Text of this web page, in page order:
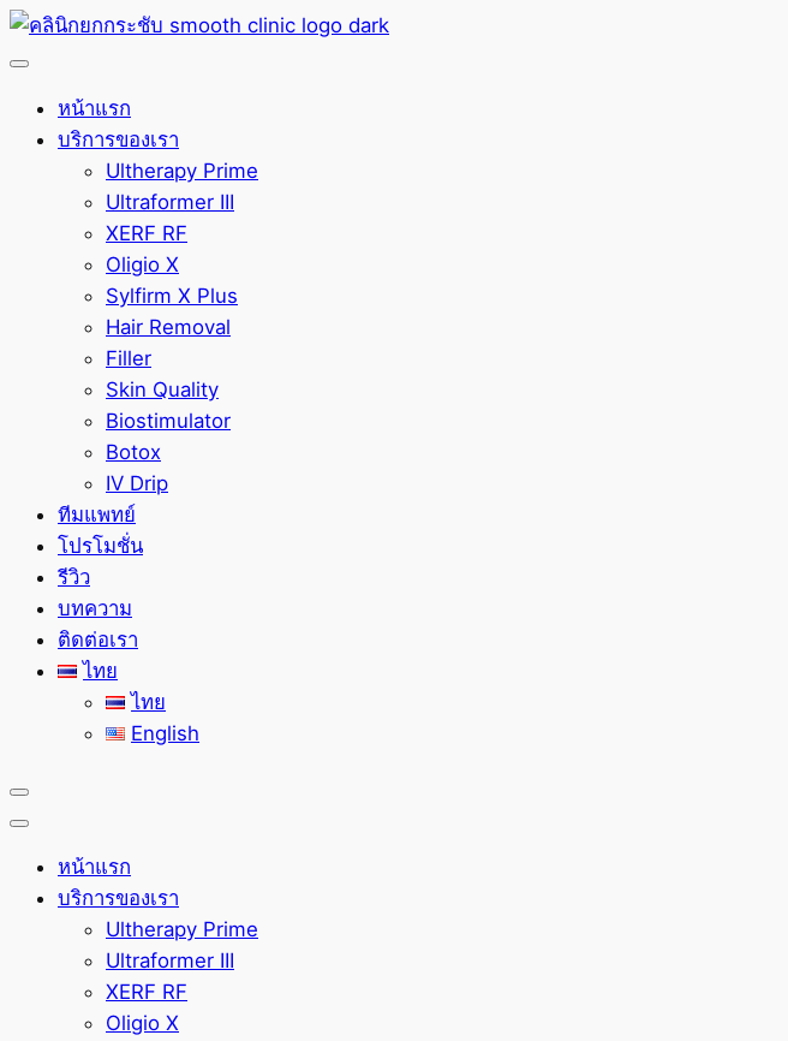
หน้าแรก
บริการของเรา
Ultherapy Prime
Ultraformer III
XERF RF
Oligio X
Sylfirm X Plus
Hair Removal
Filler
Skin Quality
Biostimulator
Botox
IV Drip
ทีมแพทย์
โปรโมชั่น
รีวิว
บทความ
ติดต่อเรา
ไทย
ไทย
English
หน้าแรก
บริการของเรา
Ultherapy Prime
Ultraformer III
XERF RF
Oligio X